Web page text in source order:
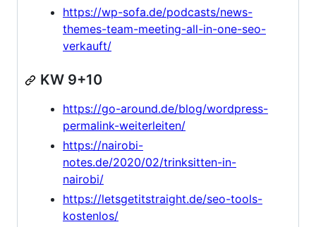
https://wp-sofa.de/podcasts/news-
themes-team-meeting-all-in-one-seo-
verkauft/
KW 9+10
https://go-around.de/blog/wordpress-
permalink-weiterleiten/
https://nairobi-
notes.de/2020/02/trinksitten-in-
nairobi/
https://letsgetitstraight.de/seo-tools-
kostenlos/